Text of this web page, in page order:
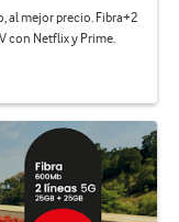
al mejor precio. Fibra+2
con Netflix y Prime.